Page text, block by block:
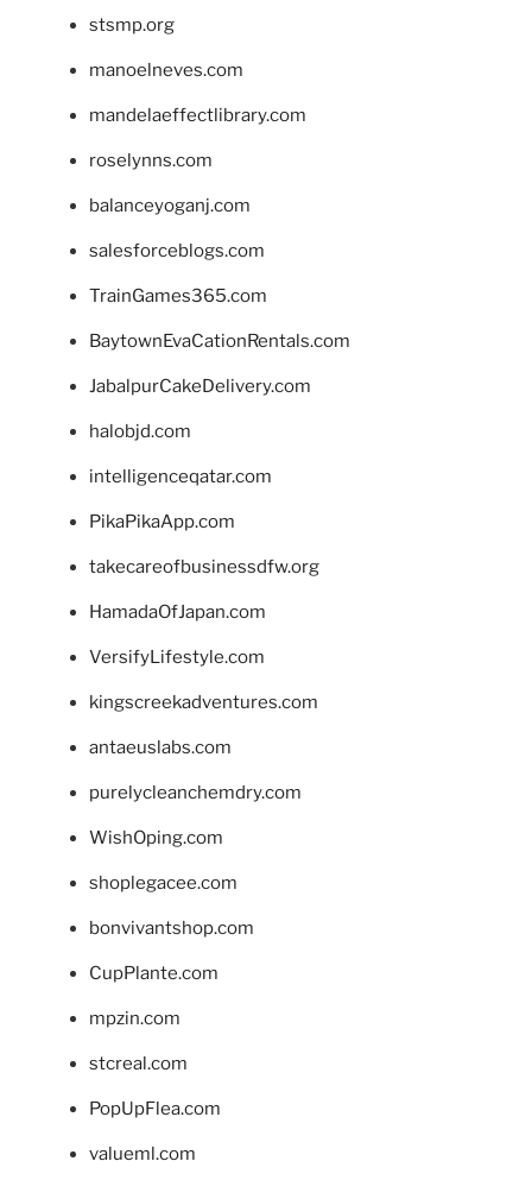
stsmp.org
manoelneves.com
mandelaeffectlibrary.com
roselynns.com
balanceyoganj.com
salesforceblogs.com
TrainGames365.com
BaytownEvaCationRentals.com
JabalpurCakeDelivery.com
halobjd.com
intelligenceqatar.com
PikaPikaApp.com
takecareofbusinessdfw.org
HamadaOfJapan.com
VersifyLifestyle.com
kingscreekadventures.com
antaeuslabs.com
purelycleanchemdry.com
WishOping.com
shoplegacee.com
bonvivantshop.com
CupPlante.com
mpzin.com
stcreal.com
PopUpFlea.com
valueml.com